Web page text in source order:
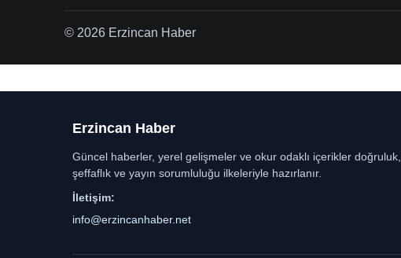
© 2026 Erzincan Haber
Erzincan Haber
Güncel haberler, yerel gelişmeler ve okur odaklı içerikler doğruluk,
şeffaflık ve yayın sorumluluğu ilkeleriyle hazırlanır.
İletişim:
info@erzincanhaber.net